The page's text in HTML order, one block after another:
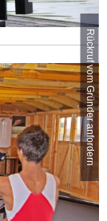
Rückruf vom Gründer anfordern